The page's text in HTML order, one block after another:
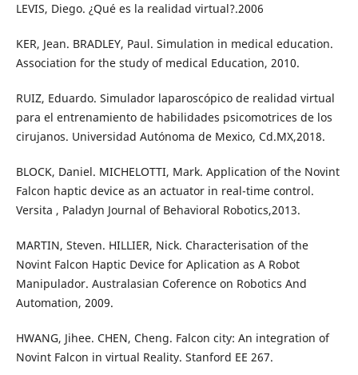
LEVIS, Diego. ¿Qué es la realidad virtual?.2006
KER, Jean. BRADLEY, Paul. Simulation in medical education.
Association for the study of medical Education, 2010.
RUIZ, Eduardo. Simulador laparoscópico de realidad virtual
para el entrenamiento de habilidades psicomotrices de los
cirujanos. Universidad Autónoma de Mexico, Cd.MX,2018.
BLOCK, Daniel. MICHELOTTI, Mark. Application of the Novint
Falcon haptic device as an actuator in real-time control.
Versita , Paladyn Journal of Behavioral Robotics,2013.
MARTIN, Steven. HILLIER, Nick. Characterisation of the
Novint Falcon Haptic Device for Aplication as A Robot
Manipulador. Australasian Coference on Robotics And
Automation, 2009.
HWANG, Jihee. CHEN, Cheng. Falcon city: An integration of
Novint Falcon in virtual Reality. Stanford EE 267.